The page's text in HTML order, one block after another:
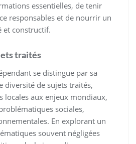
essentielles, de tenir
responsables et de nourrir un
et constructif.
traités
se distingue par sa
diversité de sujets traités,
locales aux enjeux mondiaux,
sociales,
En explorant un
souvent négligées